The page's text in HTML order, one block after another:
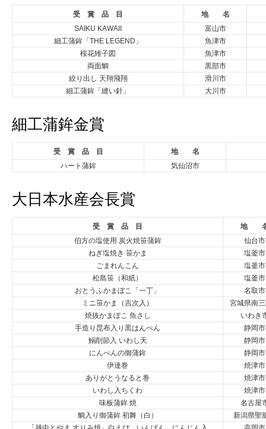
受 賞 品 目 地 名
SAIKU KAWAII
富山市
細工蒲鉾「THE LEGEND」
魚津市
桜花雉子図
魚津市
両面鯛
黒部市
絞り出し 天翔飛翔
滑川市
細工蒲鉾「縫い針」
大川市
細工蒲鉾金賞
受 賞 品 目 地 名
ハート蒲鉾 気仙沼市
大日本水産会長賞
受 賞 品 目 地
伯方の塩使用 炭火焼笹蒲鉾
仙台市
ねぎ塩焼き 笹かま
塩釜市
ごまれんこん
塩釜市
松島笹（和紙）
塩釜市
おとうふかまぼこ「一丁」
名取市
ミニ笹かま（吉次入）
宮城県南
焼抜かまぼこ 魚さし
いわき
手造り昆布入り黒はんぺん
静岡市
鰯削節入 いわし天
静岡市
にんべんの御蒲鉾
静岡市
伊達巻
焼津市
ありがとうなると巻
焼津市
いわし入ちくわ
焼津市
味板蒲鉾 焼
名古屋
鯛入り御蒲鉾 初舞（白）
新潟県聖